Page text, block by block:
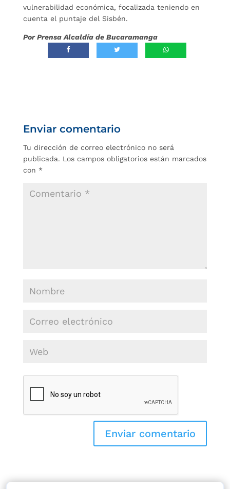
vulnerabilidad económica, focalizada teniendo en
cuenta el puntaje del Sisbén.
Por Prensa Alcaldía de Bucaramanga
Enviar comentario
Tu dirección de correo electrónico no será
publicada. Los campos obligatorios están marcados
con *